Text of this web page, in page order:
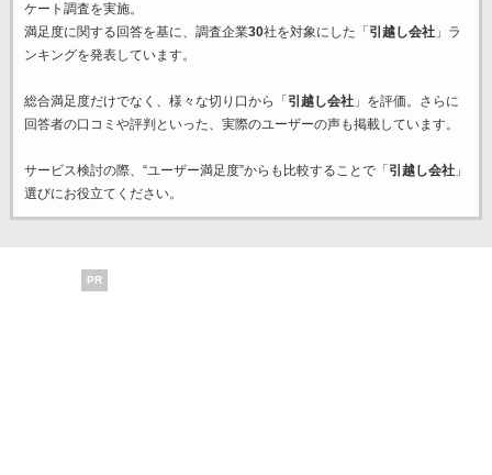
ケート調査を実施。
満足度に関する回答を基に、調査企業30社を対象にした「 引越し会社」ラ
ンキングを発表しています。
総合満足度だけでなく、様々な切り口から「 引越し会社」を評価。さらに
回答者の口コミや評判といった、実際のユーザーの声も掲載しています。
サービス検討の際、“ユーザー満足度”からも比較することで「 引越し会社」
選びにお役立てください。
PR